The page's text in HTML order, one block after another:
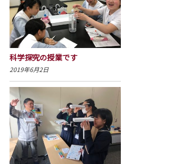
科学探究の授業です
2019年6月2日